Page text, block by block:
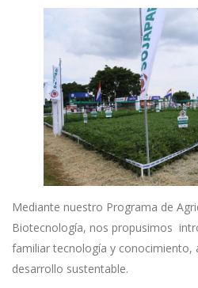
Mediante nuestro Programa de
Biotecnología, nos propusimos
familiar tecnología y conocimiento,
desarrollo sustentable.